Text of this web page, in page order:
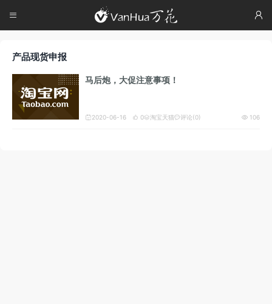

 
产品现货申报
马后炮，大促注意事项！
 2020-06-16  0  106
淘宝天猫评论(0)